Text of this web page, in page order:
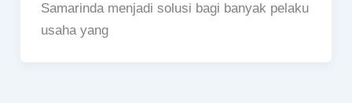
Samarinda menjadi solusi bagi banyak pelaku
usaha yang